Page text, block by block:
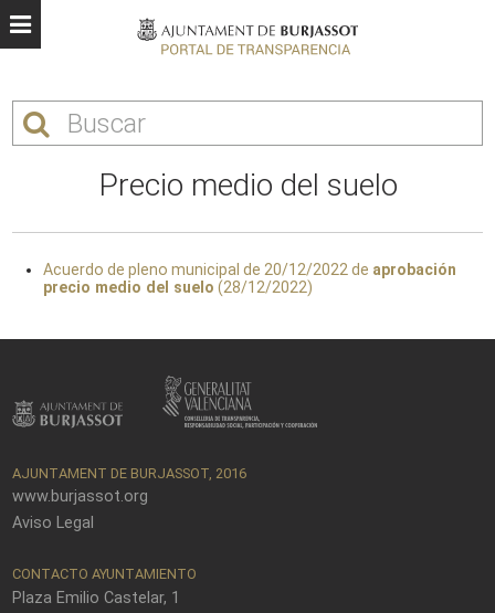
Precio medio del suelo
Acuerdo de pleno municipal de 20/12/2022 de aprobación
precio medio del suelo (28/12/2022)
AJUNTAMENT DE BURJASSOT, 2016
www.burjassot.org
Aviso Legal
CONTACTO AYUNTAMIENTO
Plaza Emilio Castelar, 1